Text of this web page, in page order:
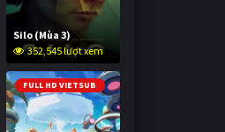
Silo (Mùa 3)
352,545 lượt xem
FULL HD VIETSUB